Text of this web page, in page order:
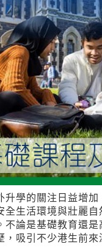
學的關注日益增
全生活環境與壯麗
不論是基礎教育還
，吸引不少港生前